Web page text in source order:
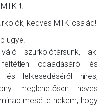
t!
kedves MTK-család!
ügye.
szurkolótársunk, aki
odaadásáról és
és lelkesedéséről híres,
meglehetősen heves
mesélte nekem, hogy